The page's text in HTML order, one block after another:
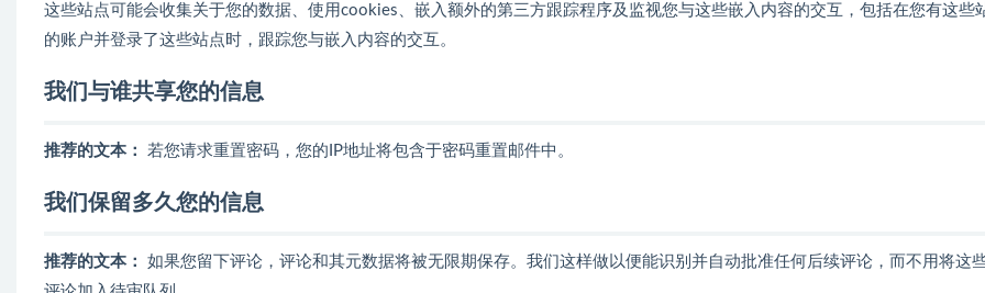
这些站点可能会收集关于您的数据、使用cookies、嵌入额外的第三方跟踪程序及监视您与这些嵌入内容的交互，包括在您有这些
的账户并登录了这些站点时，跟踪您与嵌入内容的交互。
我们与谁共享您的信息
推荐的文本： 若您请求重置密码，您的IP地址将包含于密码重置邮件中。
我们保留多久您的信息
推荐的文本： 如果您留下评论，评论和其元数据将被无限期保存。我们这样做以便能识别并自动批准任何后续评论，而不用将这